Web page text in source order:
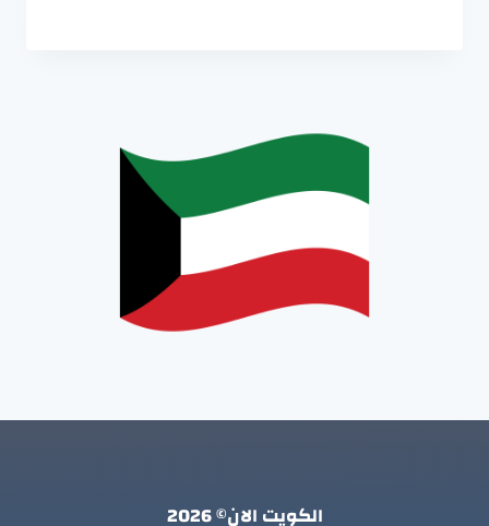
الكويت الان© 2026